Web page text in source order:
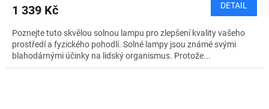
1 339 Kč DETAIL
Poznejte tuto skvělou solnou lampu pro zlepšení kvality vašeho
prostředí a fyzického pohodlí. Solné lampy jsou známé svými
blahodárnými účinky na lidský organismus. Protože...